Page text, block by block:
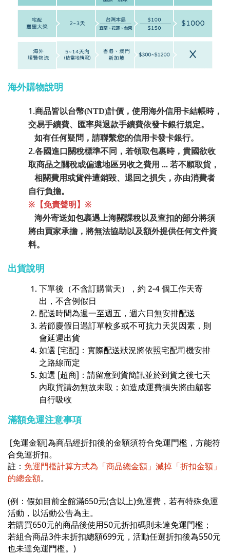
海外購物說明
1.商品皆以台幣(NTD)計價，使用海外信用卡結帳時，
交易手續費、匯率與退款手續費依發卡銀行規定。
如有任何疑問，請聯繫您的信用卡發卡銀行。
2.各國進口關稅標準不同，若領取包裹時，貴國欲收
取商品之關稅或偏遠地區另收之費用 ... 若不願取貨，
相關費用或貨件遭銷毀、退回之損失，亦由消費者
自行負擔。
※【免責聲明】※
海外寄送如包裹遇上海關課稅以及查扣的部分將須
將由買家承擔， 將無法協助以及額外提供任何文件資
料。
出貨說明
下單後（不含訂購當天），約 2-4 個工作天寄
出，不含例假日
配送時間為週一至週五，週六日無安排配送
若節慶假日遇訂單較多或不可抗力天災因素，則
會延遲出貨
如選 [宅配]：實際配送狀況將依照宅配司機安排
之路線而定
如選 [超商]：請留意到貨簡訊並於到貨之後七天
內取貨請勿無故未取；如造成運費損失將由顧客
自行吸收
滿額免運注意事項
[免運金額]為商品經折扣後的金額須符合免運門檻，方能符
合免運折扣。
註： 免運門檻計算方式為「商品總金額」減掉「折扣金額」
的總金額。
(例：假如目前全館滿650元(含以上)免運費，若有特殊免運
活動，以活動公告為主。
若購買650元的商品後使用50元折扣碼則未達免運門檻；
若組合商品3件未折扣總額699元，活動任選折扣後為550元
也未達免運門檻。)